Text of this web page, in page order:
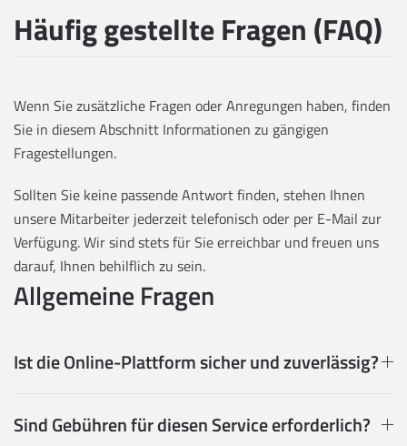
Häufig gestellte Fragen (FAQ)
Wenn Sie zusätzliche Fragen oder Anregungen haben, finden
Sie in diesem Abschnitt Informationen zu gängigen
Fragestellungen.
Sollten Sie keine passende Antwort finden, stehen Ihnen
unsere Mitarbeiter jederzeit telefonisch oder per E-Mail zur
Verfügung. Wir sind stets für Sie erreichbar und freuen uns
darauf, Ihnen behilflich zu sein.
Allgemeine Fragen
Ist die Online-Plattform sicher und zuverlässig?
Sind Gebühren für diesen Service erforderlich?